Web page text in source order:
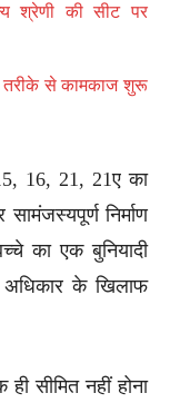
श्रेणी की सीट पर
तरीके से कामकाज शुरू
16, 21, 21ए का
निर्माण
का एक बुनियादी
के खिलाफ
सीमित नहीं होना